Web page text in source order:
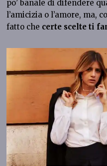
po’ banale di difendere
l’amicizia o l’amore, ma,
fatto che certe scelte ti